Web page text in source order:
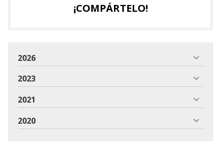
¡COMPÁRTELO!
2026
2023
2021
2020